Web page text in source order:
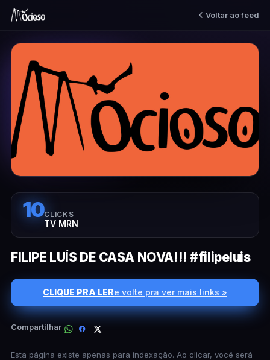
Voltar ao feed
10CLICKS
TV MRN
FILIPE LUÍS DE CASA NOVA!!! #filipeluis
CLIQUE PRA LERe volte pra ver mais links »
Compartilhar
Esta página existe apenas para indexação. Ao clicar, você será